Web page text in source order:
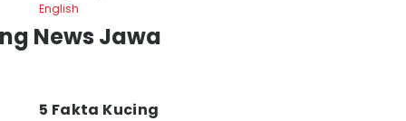
English
News Jawa
5 Fakta Kucing